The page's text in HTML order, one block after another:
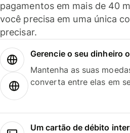
pagamentos em mais de 40
você precisa em uma única
precisar.
Gerencie o seu dinheiro
Mantenha as suas
converta entre elas em
Um cartão de débito